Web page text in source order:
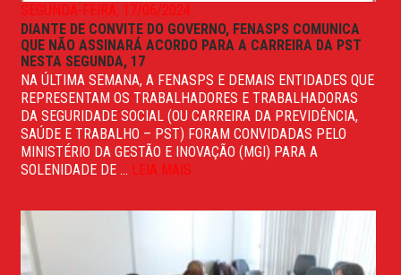
SEGUNDA-FEIRA, 17/06/2024
DIANTE DE CONVITE DO GOVERNO, FENASPS COMUNICA
QUE NÃO ASSINARÁ ACORDO PARA A CARREIRA DA PST
NESTA SEGUNDA, 17
NA ÚLTIMA SEMANA, A FENASPS E DEMAIS ENTIDADES QUE
REPRESENTAM OS TRABALHADORES E TRABALHADORAS
DA SEGURIDADE SOCIAL (OU CARREIRA DA PREVIDÊNCIA,
SAÚDE E TRABALHO – PST) FORAM CONVIDADAS PELO
MINISTÉRIO DA GESTÃO E INOVAÇÃO (MGI) PARA A
SOLENIDADE DE ... LEIA MAIS